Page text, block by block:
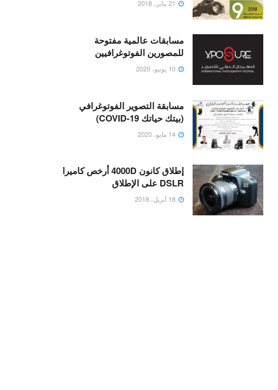
مسابقات عالمية مفتوحة
للمصورين الفوتوغرافيين
مسابقة التصوير الفوتوغرافي
(بيتك حياتك COVID-19)
إطلاق كانون 4000D أرخص كاميرا
DSLR على الإطلاق